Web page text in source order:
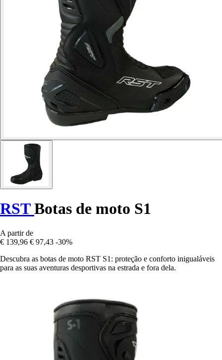
RSTBotas de moto S1
A partir de
€ 139,96 € 97,43 -30%
Descubra as botas de moto RST S1: proteção e conforto inigualáveis
para as suas aventuras desportivas na estrada e fora dela.